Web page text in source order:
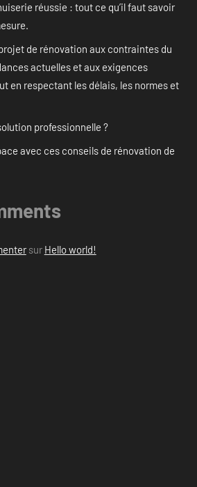
réussie : tout ce qu’il faut savoir
de rénovation aux contraintes du
actuelles et aux exigences
en respectant les délais, les normes et
professionnelle ?
avec ces conseils de rénovation de
sur Hello world!